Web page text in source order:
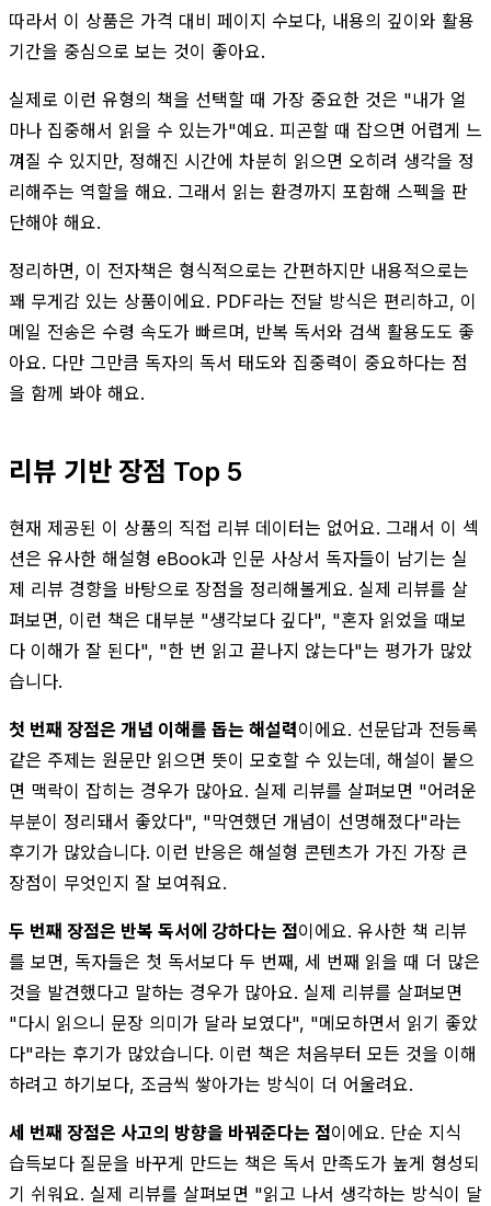
따라서 이 상품은 가격 대비 페이지 수보다, 내용의 깊이와 활용
기간을 중심으로 보는 것이 좋아요.
실제로 이런 유형의 책을 선택할 때 가장 중요한 것은 "내가 얼
마나 집중해서 읽을 수 있는가"예요. 피곤할 때 잡으면 어렵게 느
껴질 수 있지만, 정해진 시간에 차분히 읽으면 오히려 생각을 정
리해주는 역할을 해요. 그래서 읽는 환경까지 포함해 스펙을 판
단해야 해요.
정리하면, 이 전자책은 형식적으로는 간편하지만 내용적으로는
꽤 무게감 있는 상품이에요. PDF라는 전달 방식은 편리하고, 이
메일 전송은 수령 속도가 빠르며, 반복 독서와 검색 활용도도 좋
아요. 다만 그만큼 독자의 독서 태도와 집중력이 중요하다는 점
을 함께 봐야 해요.
리뷰 기반 장점 Top 5
현재 제공된 이 상품의 직접 리뷰 데이터는 없어요. 그래서 이 섹
션은 유사한 해설형 eBook과 인문 사상서 독자들이 남기는 실
제 리뷰 경향을 바탕으로 장점을 정리해볼게요. 실제 리뷰를 살
펴보면, 이런 책은 대부분 "생각보다 깊다", "혼자 읽었을 때보
다 이해가 잘 된다", "한 번 읽고 끝나지 않는다"는 평가가 많았
습니다.
첫 번째 장점은 개념 이해를 돕는 해설력이에요. 선문답과 전등록
같은 주제는 원문만 읽으면 뜻이 모호할 수 있는데, 해설이 붙으
면 맥락이 잡히는 경우가 많아요. 실제 리뷰를 살펴보면 "어려운
부분이 정리돼서 좋았다", "막연했던 개념이 선명해졌다"라는
후기가 많았습니다. 이런 반응은 해설형 콘텐츠가 가진 가장 큰
장점이 무엇인지 잘 보여줘요.
두 번째 장점은 반복 독서에 강하다는 점이에요. 유사한 책 리뷰
를 보면, 독자들은 첫 독서보다 두 번째, 세 번째 읽을 때 더 많은
것을 발견했다고 말하는 경우가 많아요. 실제 리뷰를 살펴보면
"다시 읽으니 문장 의미가 달라 보였다", "메모하면서 읽기 좋았
다"라는 후기가 많았습니다. 이런 책은 처음부터 모든 것을 이해
하려고 하기보다, 조금씩 쌓아가는 방식이 더 어울려요.
세 번째 장점은 사고의 방향을 바꿔준다는 점이에요. 단순 지식
습득보다 질문을 바꾸게 만드는 책은 독서 만족도가 높게 형성되
기 쉬워요. 실제 리뷰를 살펴보면 "읽고 나서 생각하는 방식이 달